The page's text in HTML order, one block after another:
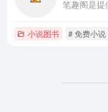
小说图书 # 免费小说